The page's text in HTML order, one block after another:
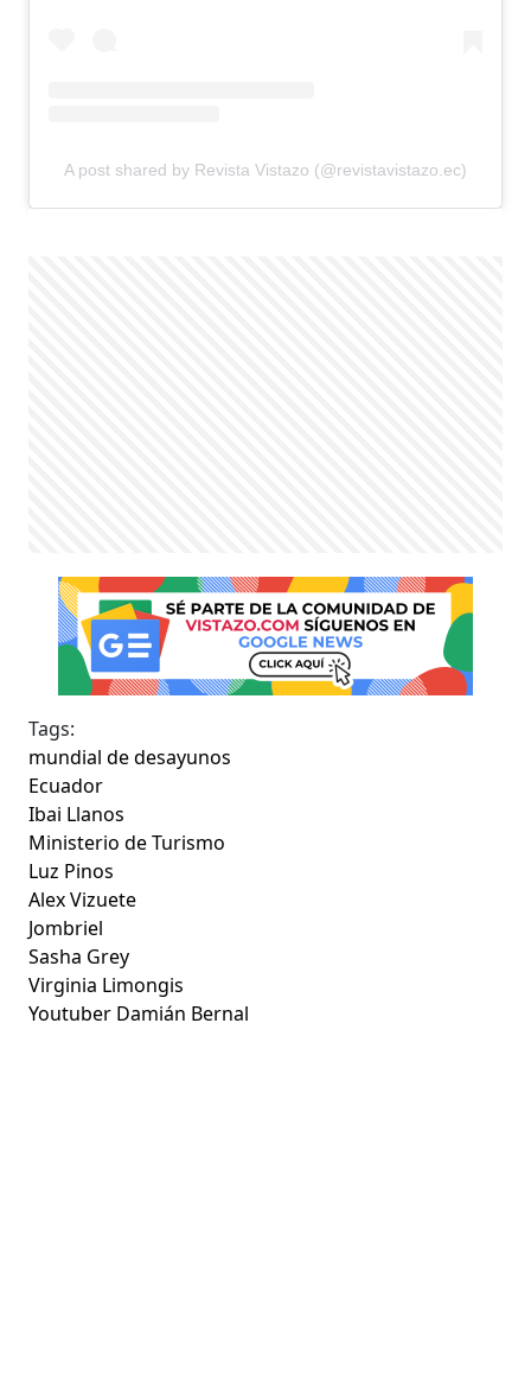
A post shared by Revista Vistazo (@revistavistazo.ec)
Tags:
mundial de desayunos
Ecuador
Ibai Llanos
Ministerio de Turismo
Luz Pinos
Alex Vizuete
Jombriel
Sasha Grey
Virginia Limongis
Youtuber Damián Bernal